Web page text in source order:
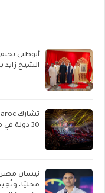
الشيخ
30 دولة في مؤتمر V-Convention 2026 العالمي بماليزيا
نيسان مصر
محليًا،